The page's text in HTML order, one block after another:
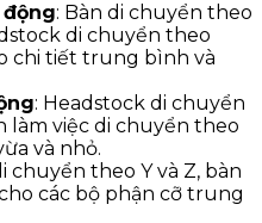
: Bàn di chuyển theo
di chuyển theo
chi tiết trung bình và
: Headstock di chuyển
làm việc di chuyển theo
và nhỏ.
chuyển theo Y và Z, bàn
các bộ phận cỡ trung